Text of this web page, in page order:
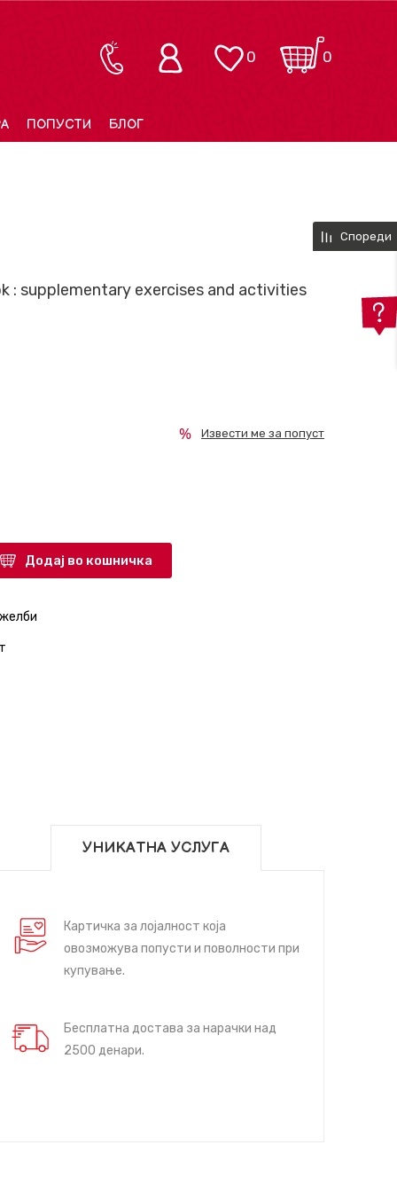
0
0
ПОПУСТИ БЛОГ
: supplementary exercises and activities
Извести ме за попуст
Додај во кошничка
УНИКАТНА УСЛУГА
Картичка за лојалност која
овозможува попусти и поволности при
купување.
Бесплатна достава за нарачки над
2500 денари.
Спореди